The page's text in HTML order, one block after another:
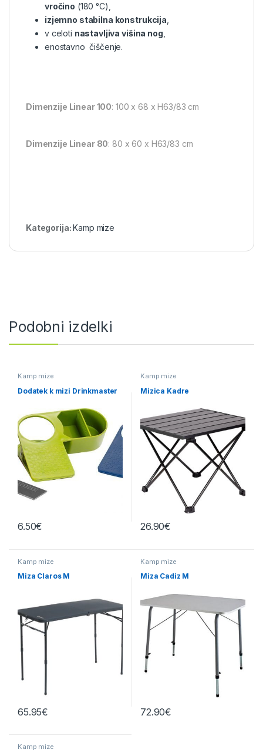
vročino (180 °C),
izjemno stabilna konstrukcija
v celoti nastavljiva višina nog
enostavno čiščenje.
Dimenzije Linear 100: 100 x 68 x H63/83 cm
Dimenzije Linear 80: 80 x 60 x H63/83 cm
Kategorija:Kamp mize
Podobni izdelki
Kamp mize
Dodatek k mizi Drinkmaster
6.50€
Kamp mize
Mizica Kadre
26.90€
Kamp mize
Miza Claros M
65.95€
Kamp mize
Miza Cadiz M
72.90€
Kamp mize